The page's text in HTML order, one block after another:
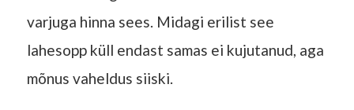
varjuga hinna sees. Midagi erilist see
lahesopp küll endast samas ei kujutanud, aga
mõnus vaheldus siiski.